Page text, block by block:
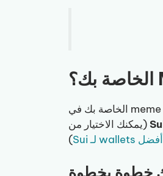
تتميز SUI بسرعة معاملاتها العالية ورسومها المنخفضة، ما يجعلها خياراً مثالياً لإطلاق meme coin الخاصة بك في
(يمكنك الاختيار من
أفضل wallets لـ Sui )